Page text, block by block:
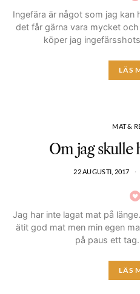
Ingefära är något som jag
det får gärna vara mycket
köper jag
LÄS
MAT &
Om jag skulle
22 AUGUSTI, 2017
Jag har inte lagat mat på
ätit god mat men min egen
på paus ett
LÄS